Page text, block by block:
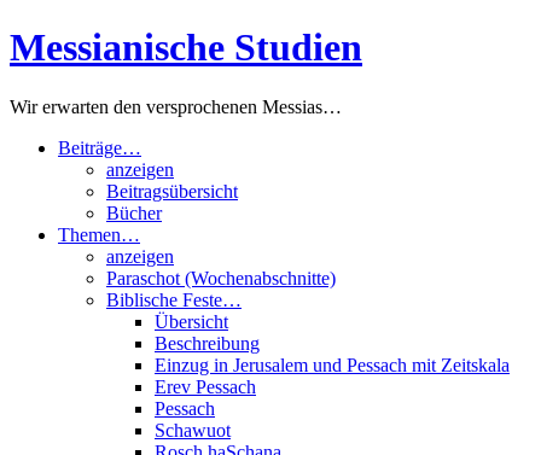
Zum
Inhalt
Messianische Studien
Wir erwarten den versprochenen Messias…
Beiträge…
anzeigen
Beitragsübersicht
Bücher
Themen…
anzeigen
Paraschot (Wochenabschnitte)
Biblische Feste…
Übersicht
Beschreibung
Einzug in Jerusalem und Pessach mit Zeitskala
Erev Pessach
Pessach
Schawuot